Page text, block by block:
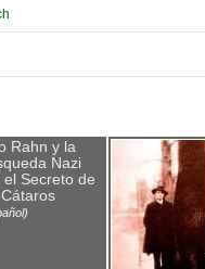
Rahn y la
Nazi
el Secreto de
Cátaros